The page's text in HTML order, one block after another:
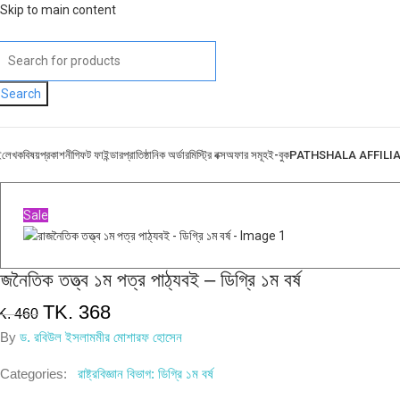
Skip to main content
Search
লেখকবিষয়প্রকাশনীগিফট ফাইন্ডারপ্রাতিষ্ঠানিক অর্ডারমিস্ট্রি বক্সঅফার সমূহই-বুকPATHSHALA
Sale
তত্ত্ব ১ম পত্র পাঠ্যবই – ডিগ্রি ১ম বর্ষ
460 TK. 368
By ড. রবিউল ইসলামমীর মোশারফ হোসেন
Categories: রাষ্ট্রবিজ্ঞান বিভাগ: ডিগ্রি ১ম বর্ষ